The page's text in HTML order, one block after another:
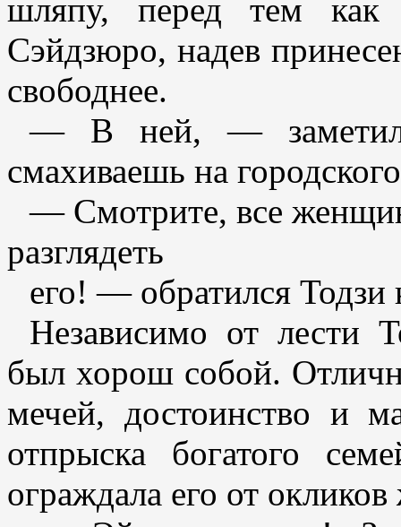
шляпу, перед тем как
Сэйдзюро, надев
свободнее.
— В ней, —
смахиваешь на
— Смотрите, все
разглядеть
его! — обратился Тодзи
Независимо от лести
был хорош собой.
мечей, достоинство и
отпрыска богатого
ограждала его от